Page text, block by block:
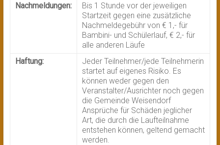
Nachmeldungen:
Bis 1 Stunde vor der jeweiligen
Startzeit gegen eine zusätzliche
Nachmeldegebühr von € 1,- für
Bambini- und Schülerlauf, € 2,- für
alle anderen Läufe
Haftung:
Jeder Teilnehmer/jede Teilnehmerin
startet auf eigenes Risiko. Es
können weder gegen den
Veranstalter/Ausrichter noch gegen
die Gemeinde Weisendorf
Ansprüche für Schäden jeglicher
Art, die durch die Laufteilnahme
entstehen können, geltend gemacht
werden.